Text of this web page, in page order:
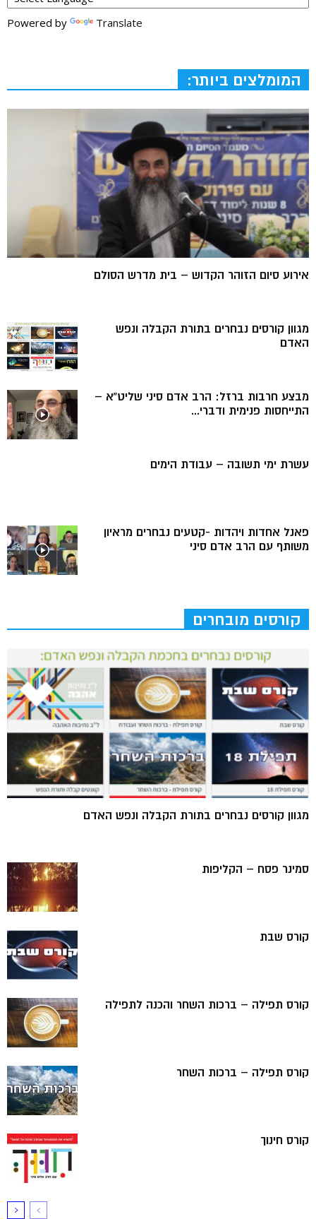
Powered by Translate
המומלצים ביותר:
אירוע סיום הזוהר הקדוש – בית מדרש הסולם
מגוון קורסים נבחרים בתורת הקבלה ונפש
האדם
מבצע חרבות ברזל: הרב אדם סיני שליט”א –
התייחסות פנימית ודברי...
עשרת ימי תשובה – עבודת הימים
פאנל אחדות ויהדות -קטעים נבחרים מראיון
משותף עם הרב אדם סיני
קורסים מובחרים
מגוון קורסים נבחרים בתורת הקבלה ונפש האדם
סמינר פסח – הקליפות
קורס שבת
קורס תפילה – ברכות השחר והכנה לתפילה
קורס תפילה – ברכות השחר
קורס חינוך